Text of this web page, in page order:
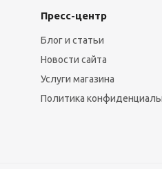
Пресс-центр
Блог и статьи
Новости сайта
Услуги магазина
Политика